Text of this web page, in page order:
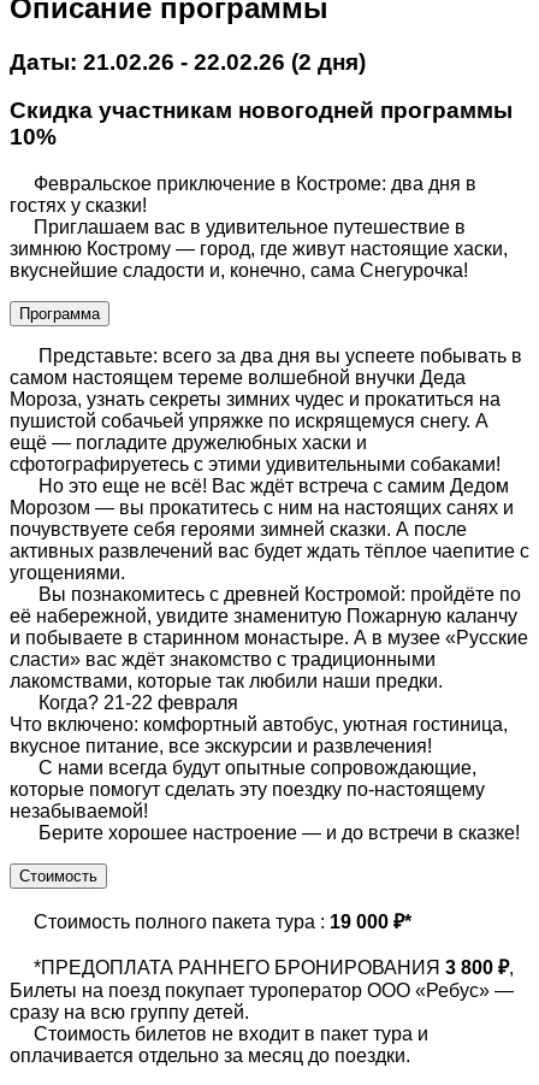
Описание программы
Даты: 21.02.26 - 22.02.26 (2 дня)
Скидка участникам новогодней программы
10%
Февральское приключение в Костроме: два дня в
гостях у сказки!
Приглашаем вас в удивительное путешествие в
зимнюю Кострому — город, где живут настоящие хаски,
вкуснейшие сладости и, конечно, сама Снегурочка!
Программа
Представьте: всего за два дня вы успеете побывать в
самом настоящем тереме волшебной внучки Деда
Мороза, узнать секреты зимних чудес и прокатиться на
пушистой собачьей упряжке по искрящемуся снегу. А
ещё — погладите дружелюбных хаски и
сфотографируетесь с этими удивительными собаками!
Но это еще не всё! Вас ждёт встреча с самим Дедом
Морозом — вы прокатитесь с ним на настоящих санях и
почувствуете себя героями зимней сказки. А после
активных развлечений вас будет ждать тёплое чаепитие с
угощениями.
Вы познакомитесь с древней Костромой: пройдёте по
её набережной, увидите знаменитую Пожарную каланчу
и побываете в старинном монастыре. А в музее «Русские
сласти» вас ждёт знакомство с традиционными
лакомствами, которые так любили наши предки.
Когда? 21-22 февраля
Что включено: комфортный автобус, уютная гостиница,
вкусное питание, все экскурсии и развлечения!
С нами всегда будут опытные сопровождающие,
которые помогут сделать эту поездку по-настоящему
незабываемой!
Берите хорошее настроение — и до встречи в сказке!
Стоимость
Стоимость полного пакета тура : 19 000 ₽*
*ПРЕДОПЛАТА РАННЕГО БРОНИРОВАНИЯ 3 800 ₽,
Билеты на поезд покупает туроператор ООО «Ребус» —
сразу на всю группу детей.
Стоимость билетов не входит в пакет тура и
оплачивается отдельно за месяц до поездки.